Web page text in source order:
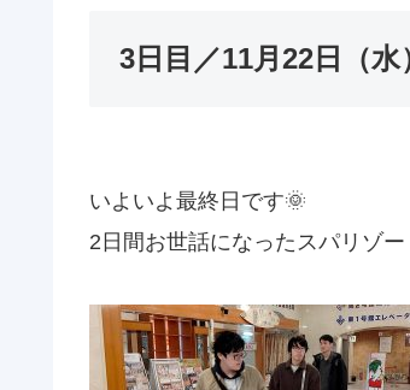
3日目／11月22日（水
いよいよ最終日です🌞
2日間お世話になったスパリゾ